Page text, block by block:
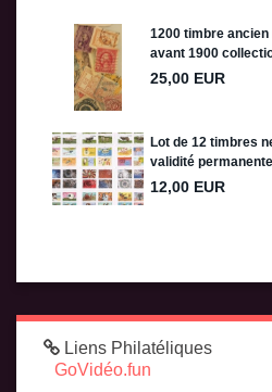
Liens Philatéliques
GoVidéo.fun